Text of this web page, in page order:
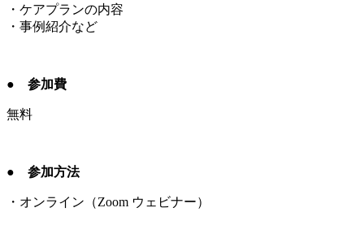
・ケアプランの内容
・事例紹介など
● 参加費
無料
● 参加方法
・オンライン（Zoom ウェビナー）